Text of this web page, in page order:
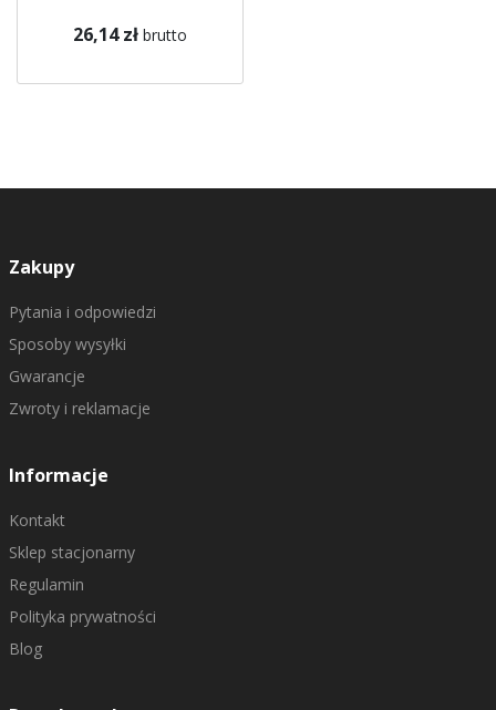
26,14 zł brutto
Zakupy
Pytania i odpowiedzi
Sposoby wysyłki
Gwarancje
Zwroty i reklamacje
Informacje
Kontakt
Sklep stacjonarny
Regulamin
Polityka prywatności
Blog